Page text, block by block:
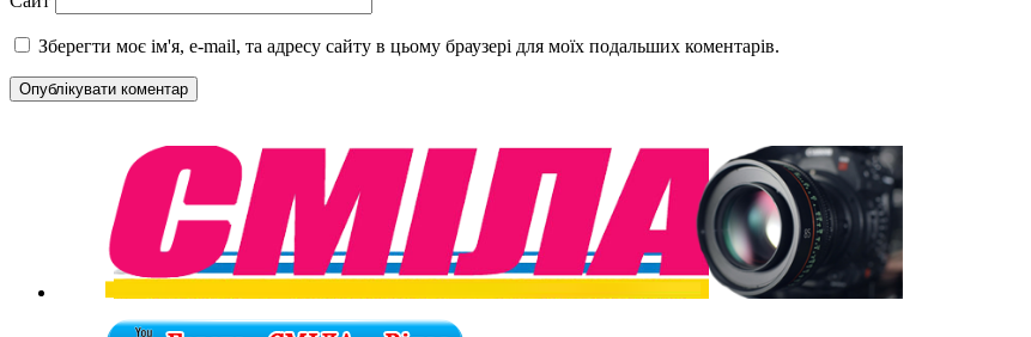
Зберегти моє ім'я, e-mail, та адресу сайту в цьому браузері для моїх подальших коментарів.